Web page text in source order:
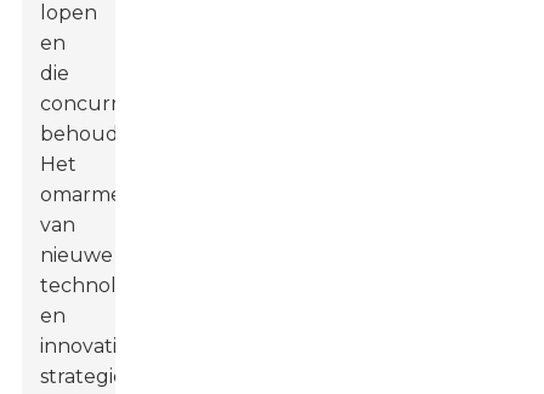
lopen
en
die
concurrentievoorsprong
behouden.
Het
omarmen
van
nieuwe
technologie
en
innovatieve
strategieën